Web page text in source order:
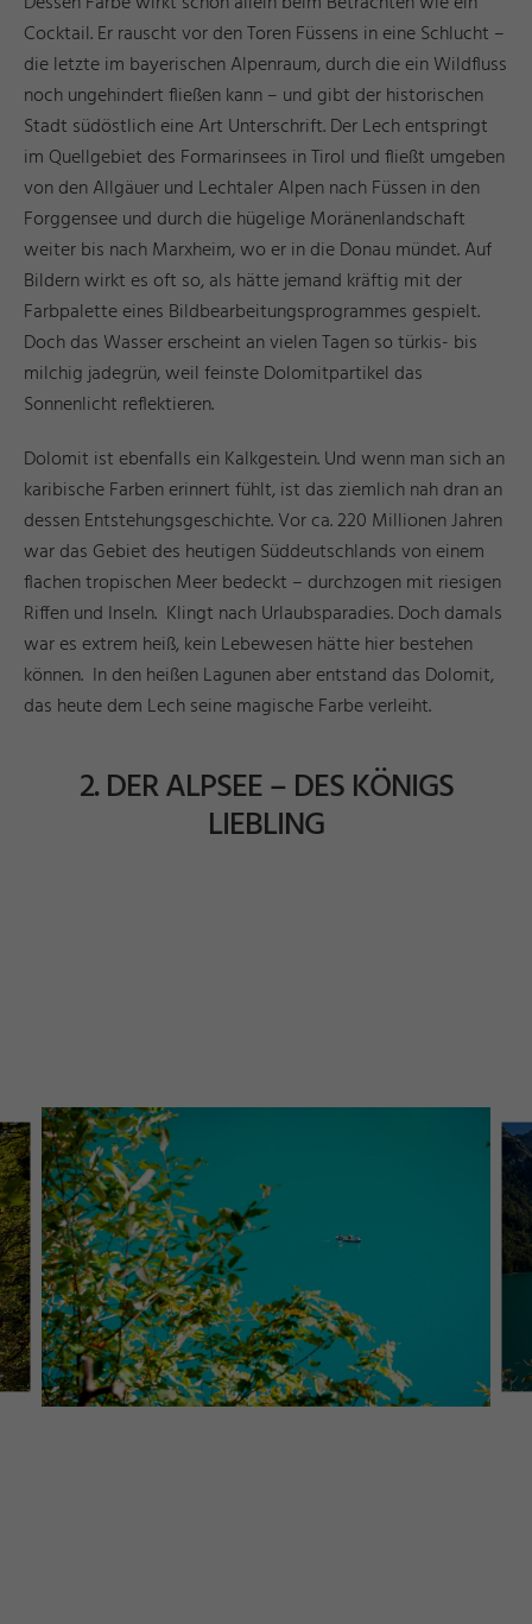
Cocktail. Er rauscht vor den Toren Füssens in eine Schlucht –
die letzte im bayerischen Alpenraum, durch die ein Wildfluss
noch ungehindert fließen kann – und gibt der historischen
Stadt südöstlich eine Art Unterschrift. Der Lech entspringt
im Quellgebiet des Formarinsees in Tirol und fließt umgeben
von den Allgäuer und Lechtaler Alpen nach Füssen in den
Forggensee und durch die hügelige Moränenlandschaft
weiter bis nach Marxheim, wo er in die Donau mündet. Auf
Bildern wirkt es oft so, als hätte jemand kräftig mit der
Farbpalette eines Bildbearbeitungsprogrammes gespielt.
Doch das Wasser erscheint an vielen Tagen so türkis- bis
milchig jadegrün, weil feinste Dolomitpartikel das
Sonnenlicht reflektieren.
Dolomit ist ebenfalls ein Kalkgestein. Und wenn man sich an
karibische Farben erinnert fühlt, ist das ziemlich nah dran an
dessen Entstehungsgeschichte. Vor ca. 220 Millionen Jahren
war das Gebiet des heutigen Süddeutschlands von einem
flachen tropischen Meer bedeckt – durchzogen mit riesigen
Riffen und Inseln. Klingt nach Urlaubsparadies. Doch damals
war es extrem heiß, kein Lebewesen hätte hier bestehen
können. In den heißen Lagunen aber entstand das Dolomit,
das heute dem Lech seine magische Farbe verleiht.
2. DER ALPSEE – DES KÖNIGS
LIEBLING